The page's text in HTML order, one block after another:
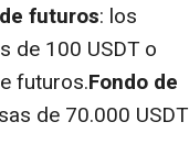
futuros: los
de 100 USDT o
futuros.Fondo de
de 70.000 USDT